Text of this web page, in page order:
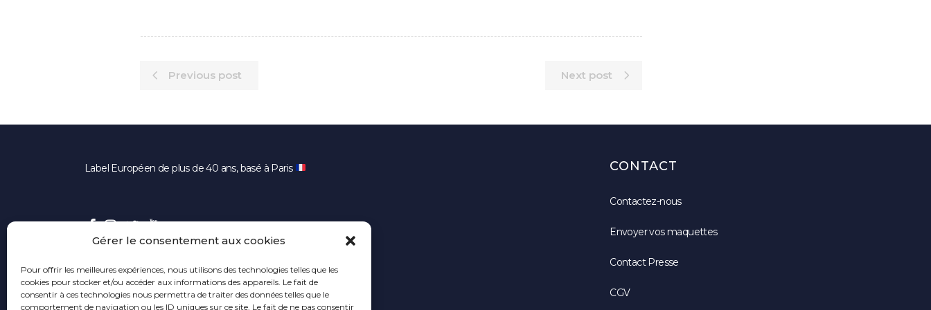
Gérer le consentement aux cookies
Pour offrir les meilleures expériences, nous utilisons des technologies telles que les
cookies pour stocker et/ou accéder aux informations des appareils. Le fait de
consentir à ces technologies nous permettra de traiter des données telles que le
comportement de navigation ou les ID uniques sur ce site. Le fait de ne pas consentir
Previous post Next post
Label Européen de plus de 40 ans, basé à Paris CONTACT
Contactez-nous
Envoyer vos maquettes
Contact Presse
CGV